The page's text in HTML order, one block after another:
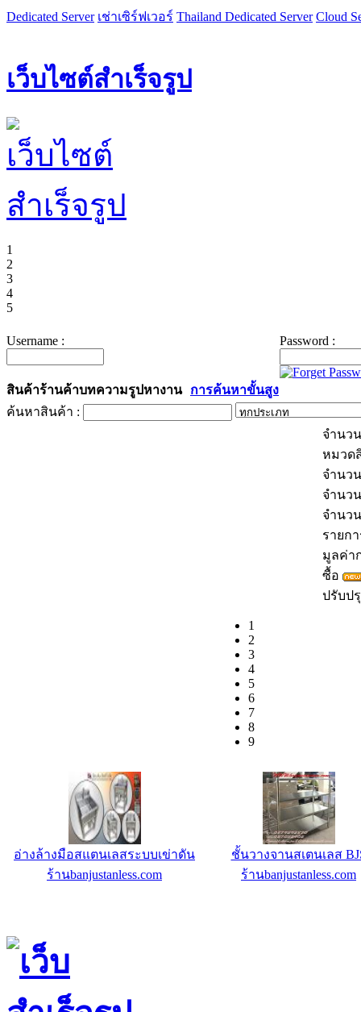
Dedicated Server เช่าเซิร์ฟเวอร์ Thailand Dedicated Server Cloud
เว็บไซต์สำเร็จรูป
1
2
3
4
5
Username : Password :
สินค้าร้านค้าบทความรูปหางาน
การค้นหาขั้นสูง
ค้นหาสินค้า :
จำนว
หมวด
จำนว
จำนว
จำนวน
รายก
มูลค่า
ซื้อ
ปรับป
1
2
3
4
5
6
7
8
9
อ่างล้างมือสแตนเลสระบบเข่าดัน
ร้านbanjustanless.com
ชั้นวางจานสเตนเลส
ร้านbanjustanless.com